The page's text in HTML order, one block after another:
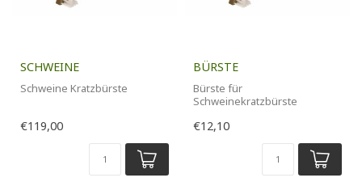
SCHWEINE
Schweine Kratzbürste
€119,00
BÜRSTE
Bürste für
Schweinekratzbürste
€12,10